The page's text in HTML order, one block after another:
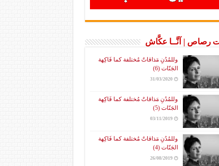
رصاص | آنَّــا عكَّاش
وللمُدُنِ مَذاقاتٌ مُختلفة كما فَاكِهة
الجَنّات (6)
31/03/2020
وللمُدُنِ مَذاقاتٌ مُختلفة كما فَاكِهة
الجَنّات (5)
03/11/2019
وللمُدُنِ مَذاقاتٌ مُختلفة كما فَاكِهة
الجَنّات (4)
26/08/2019